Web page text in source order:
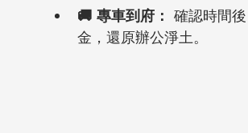
🚚 專車到府： 確認時間
金，還原辦公淨土。